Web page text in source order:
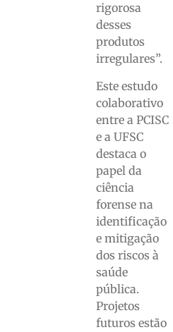
rigorosa
desses
produtos
irregulares”.
Este estudo
colaborativo
entre a PCISC
e a UFSC
destaca o
papel da
ciência
forense na
identificação
e mitigação
dos riscos à
saúde
pública.
Projetos
futuros estão